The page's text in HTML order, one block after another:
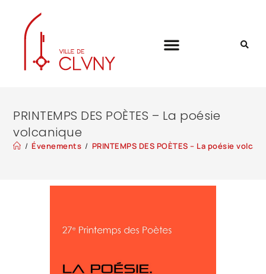
PRINTEMPS DES POÈTES – La poésie
volcanique
/ Évenements / PRINTEMPS DES POÈTES – La poésie